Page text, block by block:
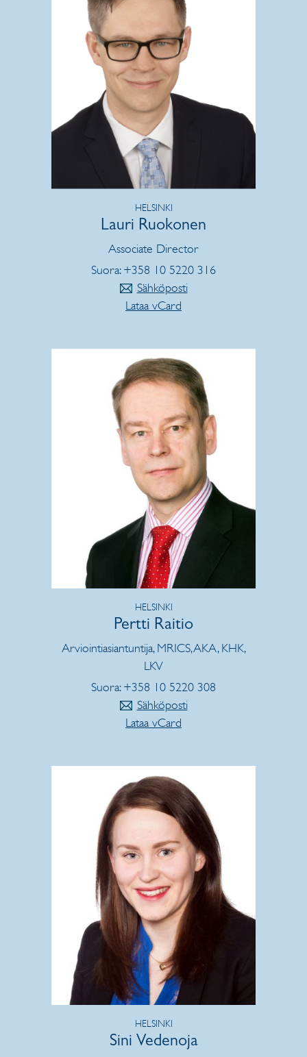
HELSINKI
Lauri Ruokonen
Associate Director
Suora: +358 10 5220 316
Sähköposti
Lataa vCard
HELSINKI
Pertti Raitio
Arviointiasiantuntija, MRICS, AKA, KHK,
LKV
Suora: +358 10 5220 308
Sähköposti
Lataa vCard
HELSINKI
Sini Vedenoja